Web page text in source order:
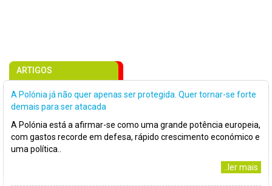
ARTIGOS
A Polónia já não quer apenas ser protegida. Quer tornar-se forte
demais para ser atacada
A Polónia está a afirmar-se como uma grande potência europeia,
com gastos recorde em defesa, rápido crescimento económico e
uma política..
..ler mais